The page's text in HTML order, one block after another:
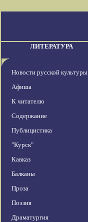
ЛИТЕРАТУРА
Новости русской культуры
Афиша
К читателю
Содержание
Публицистика
"Курск"
Кавказ
Балканы
Проза
Поэзия
Драматургия